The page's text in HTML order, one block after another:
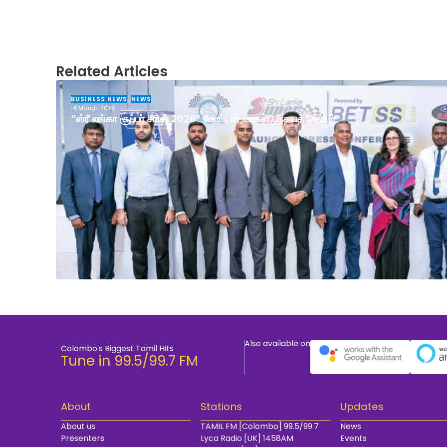
Related Articles
BUSINESS NEWS, NEWS
14 March, 2026
“ஸ்ரீ லங்கா சூப்பர் சீரிஸ் 2026” மோட்டார் வாகன பந்தயத் தொடர்
Colombo's Biggest Tamil Hits
Tune in 99.5/99.7 FM
Also available on
About
About us
Presenters
Stations
TAMIL FM [Colombo] 99.5/99.7
Lyca Radio [UK] 1458AM
Updates
News
Events